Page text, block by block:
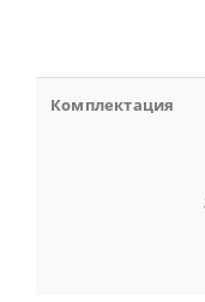
Комплектация